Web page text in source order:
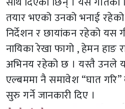
तयार भएको उनको भनाई रहेको
निर्देशन र छायांकन रहेको यस
नायिका रेखा फागो , हेमन हाङ
अभिनय रहेको छ । यस्तै उनले
एल्बममा नै समावेश “घात
सुरु गर्ने जानकारी दिए ।